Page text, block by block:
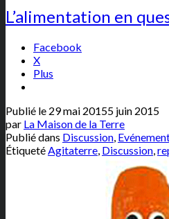
L’alimentation en
Facebook
X
Plus
Publié le 29 mai 20155 juin 2015
par La Maison de la Terre
Publié dans Discussion,
ÉtiquetéAgitaterre, Discussion,